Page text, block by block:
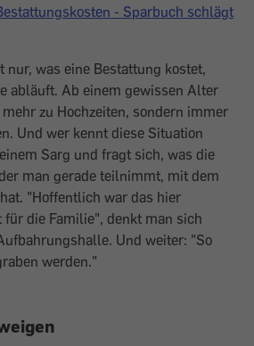
- Sparbuch schlägt
was eine Bestattung kostet,
abläuft. Ab einem gewissen Alter
zu Hochzeiten, sondern immer
Und wer kennt ­diese Situation
Sarg und fragt sich, was die
man gerade teilnimmt, mit dem
"Hoffentlich war das hier
die Familie", denkt man sich
Und weiter: "So
werden."